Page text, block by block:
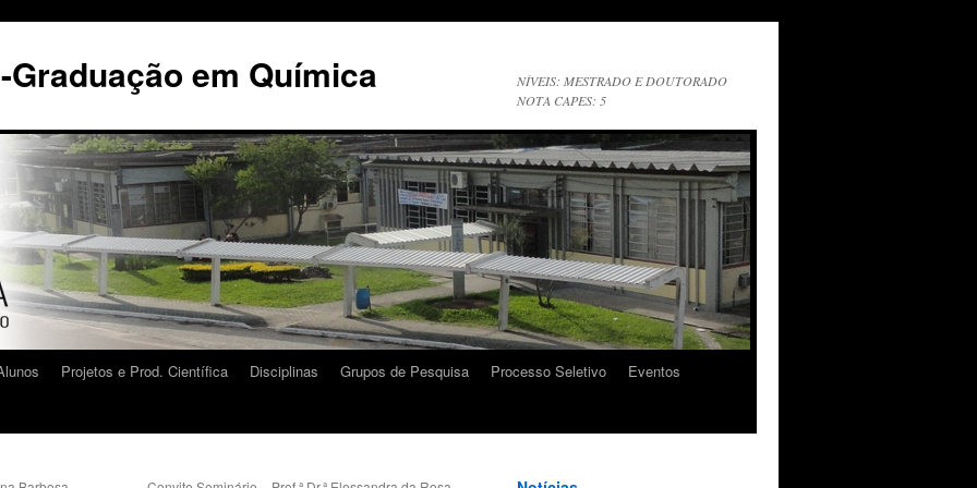
em Química
NÍVEIS: MESTRADO E DOUTORADO
NOTA CAPES: 5
Projetos e Prod. Científica Disciplinas Grupos de Pesquisa Processo Seletivo
Eventos